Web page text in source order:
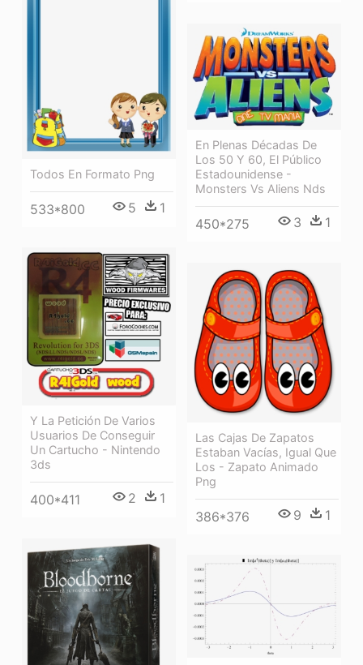
Todos En Formato Png
533*800 5 1
En Plenas Décadas De
Los 50 Y 60, El Público
Estadounidense -
Monsters Vs Aliens Nds
450*275 3 1
Y La Petición De Varios
Usuarios De Conseguir
Un Cartucho - Nintendo
3ds
400*411 2 1
Las Cajas De Zapatos
Estaban Vacías, Igual Que
Los - Zapato Animado
Png
386*376 9 1